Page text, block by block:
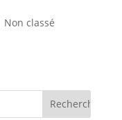
Non classé